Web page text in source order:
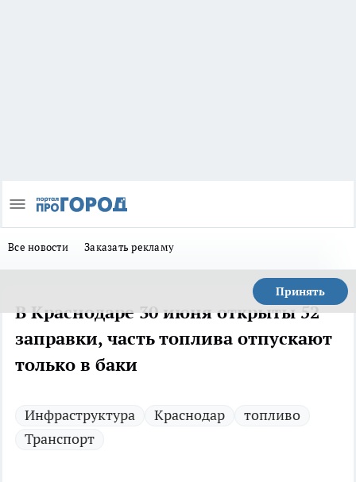
Все новости Заказать рекламу
Принять
В Краснодаре 30 июня открыты 52
заправки, часть топлива отпускают
только в баки
Инфраструктура Краснодар
топливо
Транспорт